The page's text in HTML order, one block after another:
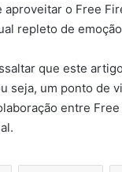
aproveitar o Free
repleto de
que este
seja, um ponto de
entre